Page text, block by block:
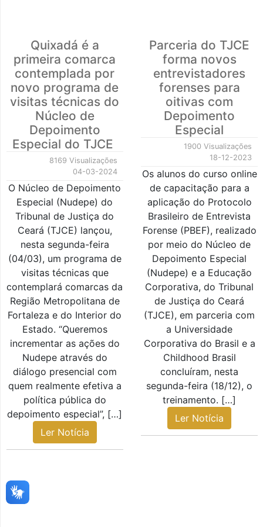
Quixadá é a
primeira comarca
contemplada por
novo programa de
visitas técnicas do
Núcleo de
Depoimento
Especial do TJCE
8169 Visualizações
04-03-2024
O Núcleo de Depoimento
Especial (Nudepe) do
Tribunal de Justiça do
Ceará (TJCE) lançou,
nesta segunda-feira
(04/03), um programa de
visitas técnicas que
contemplará comarcas da
Região Metropolitana de
Fortaleza e do Interior do
Estado. “Queremos
incrementar as ações do
Nudepe através do
diálogo presencial com
quem realmente efetiva a
política pública do
depoimento especial”, […]
Ler Notícia
Parceria do TJCE
forma novos
entrevistadores
forenses para
oitivas com
Depoimento
Especial
1900 Visualizações
18-12-2023
Os alunos do curso online
de capacitação para a
aplicação do Protocolo
Brasileiro de Entrevista
Forense (PBEF), realizado
por meio do Núcleo de
Depoimento Especial
(Nudepe) e a Educação
Corporativa, do Tribunal
de Justiça do Ceará
(TJCE), em parceria com
a Universidade
Corporativa do Brasil e a
Childhood Brasil
concluíram, nesta
segunda-feira (18/12), o
treinamento. […]
Ler Notícia